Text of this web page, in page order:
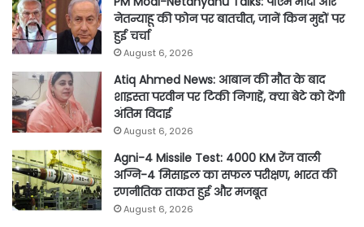
नेतन्याहू की फोन पर बातचीत, जानें किन मुद्दों पर
हुई चर्चा
August 6, 2026
Atiq Ahmed News: आबान की मौत के बाद
शाइस्ता परवीन पर टिकी निगाहें, क्या बेटे को देंगी
अंतिम विदाई
August 6, 2026
Agni-4 Missile Test: 4000 KM रेंज वाली
अग्नि-4 मिसाइल का सफल परीक्षण, भारत की
रणनीतिक ताकत हुई और मजबूत
August 6, 2026